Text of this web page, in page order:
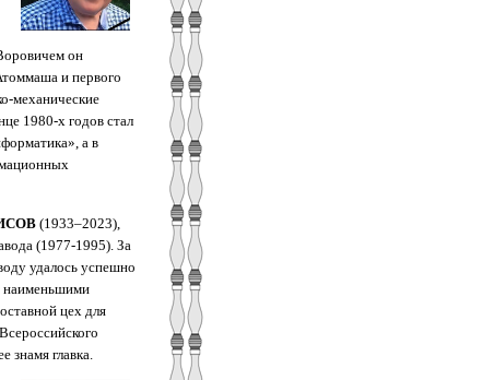
он
и первого
механические
1980-х годов стал
а в
(1933–2023),
(1977‑1995). За
удалось успешно
наименьшими
цех для
знамя главка.